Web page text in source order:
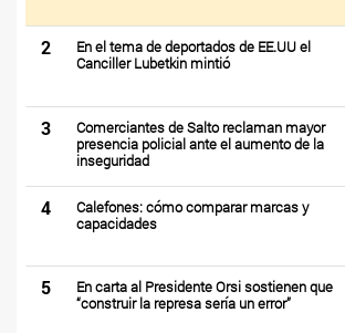
2
En el tema de deportados de EE.UU el
Canciller Lubetkin mintió
3
Comerciantes de Salto reclaman mayor
presencia policial ante el aumento de la
inseguridad
4
Calefones: cómo comparar marcas y
capacidades
5
En carta al Presidente Orsi sostienen que
“construir la represa sería un error”